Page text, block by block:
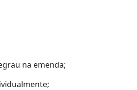
na emenda;